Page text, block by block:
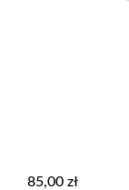
85,00 zł